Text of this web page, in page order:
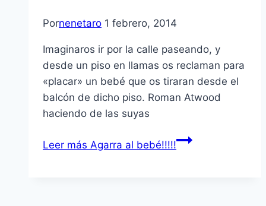
Pornenetaro 1 febrero, 2014
Imaginaros ir por la calle paseando, y
desde un piso en llamas os reclaman para
«placar» un bebé que os tiraran desde el
balcón de dicho piso. Roman Atwood
haciendo de las suyas
Leer más Agarra al bebé!!!!!